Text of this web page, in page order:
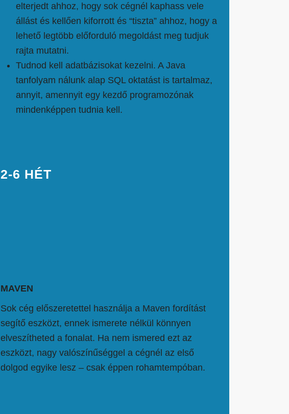
elterjedt ahhoz, hogy sok cégnél kaphass vele
állást és kellően kiforrott és “tiszta” ahhoz, hogy a
lehető legtöbb előforduló megoldást meg tudjuk
rajta mutatni.
Tudnod kell adatbázisokat kezelni. A Java
tanfolyam nálunk alap SQL oktatást is tartalmaz,
annyit, amennyit egy kezdő programozónak
mindenképpen tudnia kell.
2-6 HÉT
MAVEN
Sok cég előszeretettel használja a Maven fordítást
segítő eszközt, ennek ismerete nélkül könnyen
elveszítheted a fonalat. Ha nem ismered ezt az
eszközt, nagy valószínűséggel a cégnél az első
dolgod egyike lesz – csak éppen rohamtempóban.